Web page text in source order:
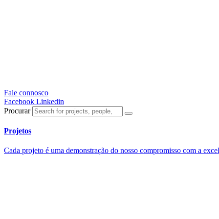
Fale connosco
Facebook Linkedin
Procurar
Projetos
Cada projeto é uma demonstração do nosso compromisso com a